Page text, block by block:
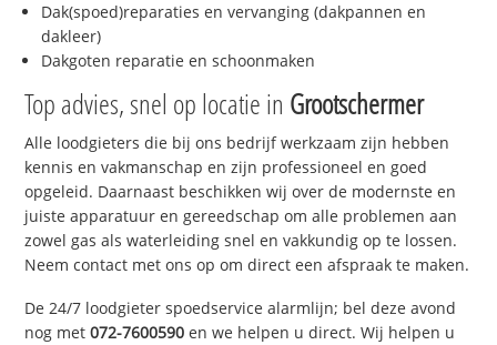
Dak(spoed)reparaties en vervanging (dakpannen en
dakleer)
Dakgoten reparatie en schoonmaken
Top advies, snel op locatie in Grootschermer
Alle loodgieters die bij ons bedrijf werkzaam zijn hebben
kennis en vakmanschap en zijn professioneel en goed
opgeleid. Daarnaast beschikken wij over de modernste en
juiste apparatuur en gereedschap om alle problemen aan
zowel gas als waterleiding snel en vakkundig op te lossen.
Neem contact met ons op om direct een afspraak te maken.
De 24/7 loodgieter spoedservice alarmlijn; bel deze avond
nog met072-7600590 en we helpen u direct. Wij helpen u